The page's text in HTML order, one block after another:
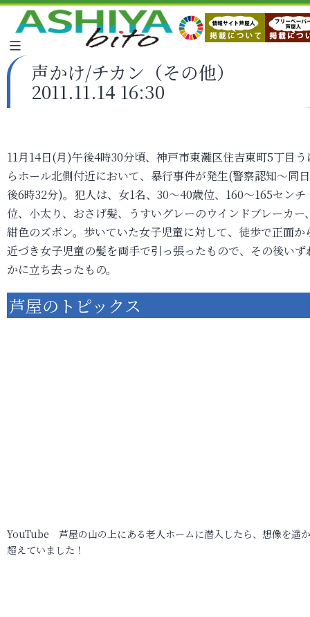
声かけ/チカン（その他）
2011.11.14 16:30
11月14日(月)午後4時30分頃、神戸市東灘区住吉東町5丁目う
らホール北側付近において、暴行事件が発生(警察認知～同
後6時32分)。犯人は、女1名、30～40歳位、160～165センチ
位、小太り、おさげ髪、うすいグレーのウインドブレーカー
紺色のズボン。歩いていた女子児童に対して、徒歩で正面か
近づき女子児童の髪を両手で引っ張ったもので、その後いず
かに立ち去ったもの。
芦屋のトピックス
YouTube 芦屋の山の上にある老人ホームに潜入したら、想像を遥
超えていました！